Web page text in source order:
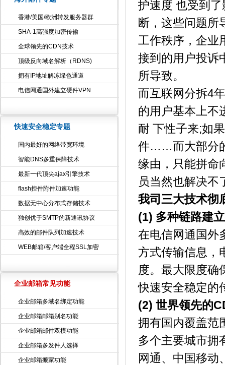
香港/美国/欧洲转发服务器群
SHA-1高强度加密传输
全球领先的CDN技术
顶级反向域名解析（RDNS)
拥有IP地址解冻绿色通道
电信网通国外建立硬件VPN
快速安全稳定专题
国内最好的网络带宽环境
智能DNS多重保障技术
最新一代顶尖ajax引擎技术
flash控件附件加速功能
数据无中心分布式存储技术
独创优于SMTP的新通讯协议
高效的邮件队列加速技术
WEB邮箱/客户端全程SSL加密
企业邮箱常见功能
企业邮箱多域名绑定功能
企业邮箱邮箱别名功能
企业邮箱邮件双模功能
企业邮箱多发件人选择
企业邮箱搬家功能
护速度 也受到
断，这些问题所
工作秩序，企业
接到的用户投诉
所导致。
而互联网分拆4
的用户基本上不
耐 下性子来;如
件……而大部分
缘由，只能拼命
员当然也解决不
我司三大技术彻
(1) 多种链路建
在电信网通国外
方式传输信息，
度。最大限度确
快速安全稳定的
(2) 世界领先的
拥有国内覆盖范
多个主要城市拥
网通、中国移动